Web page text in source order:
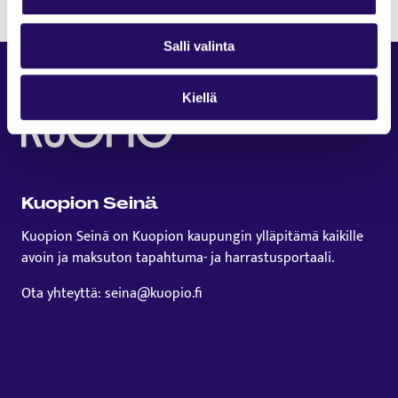
Salli valinta
Kiellä
Kuopion Seinä
Kuopion Seinä on Kuopion kaupungin ylläpitämä kaikille
avoin ja maksuton tapahtuma- ja harrastusportaali.
Ota yhteyttä: seina@kuopio.fi